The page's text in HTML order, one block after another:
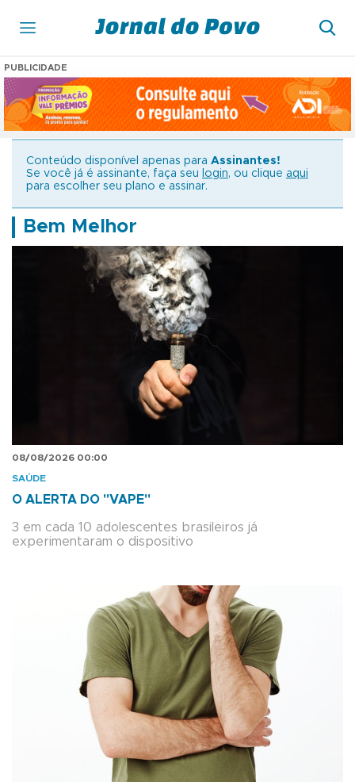
PUBLICIDADE
Conteúdo disponível apenas para Assinantes!
Se você já é assinante, faça seu
login, ou clique aqui
para escolher seu plano e assinar.
Bem Melhor
08/08/2026 00:00
SAÚDE
O ALERTA DO "VAPE"
3 em cada 10 adolescentes brasileiros já
experimentaram o dispositivo